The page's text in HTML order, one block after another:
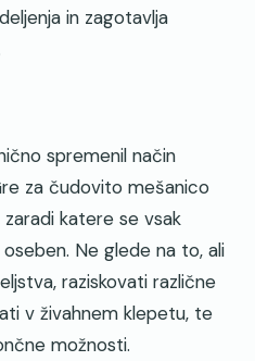
in zagotavlja
spremenil način
za čudovito mešanico
katere se vsak
Ne glede na to, ali
raziskovati različne
v živahnem klepetu, te
možnosti.